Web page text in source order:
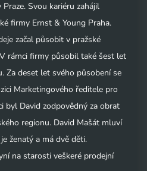
Svou kariéru zahájil
firmy Ernst & Young Praha.
začal působit v pražské
rámci firmy působil také šest let
Za deset let svého působení se
Marketingového ředitele pro
byl David zodpovědný za obrat
regionu. David Mašát mluví
ženatý a má dvě děti.
na starosti veškeré prodejní